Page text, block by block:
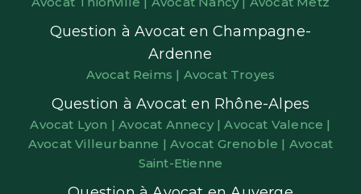
Question à Avocat en Champagne-
Ardenne
Avocat Reims | Avocat Troyes
Question à Avocat en Rhône-Alpes
Avocat Lyon |Avocat Annecy |Avocat Valence |
Avocat Villeurbanne |Avocat Grenoble | Avocat
Saint-Etienne